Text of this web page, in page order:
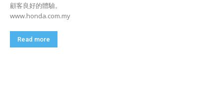
顧客良好的體驗。
www.honda.com.my
Read more